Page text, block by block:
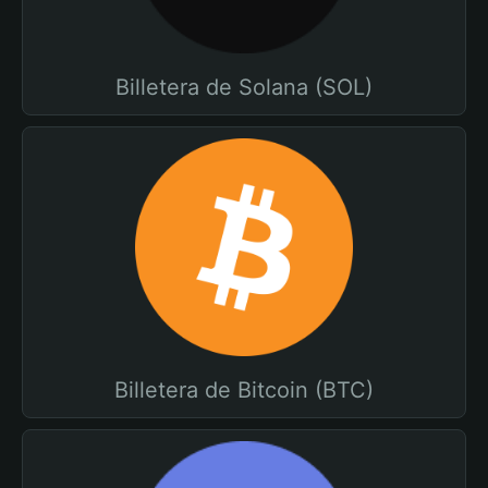
Billetera de Solana (SOL)
Billetera de Bitcoin (BTC)